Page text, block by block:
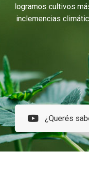
logramos cultivos
inclemencias
¿Querés